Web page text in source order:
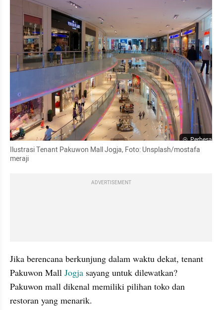
Perbesar
Ilustrasi Tenant Pakuwon Mall Jogja, Foto: Unsplash/mostafa
meraji
ADVERTISEMENT
Jika berencana berkunjung dalam waktu dekat, tenant
Pakuwon Mall Jogja sayang untuk dilewatkan?
Pakuwon mall dikenal memiliki pilihan toko dan
restoran yang menarik.